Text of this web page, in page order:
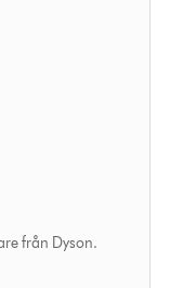
från Dyson.